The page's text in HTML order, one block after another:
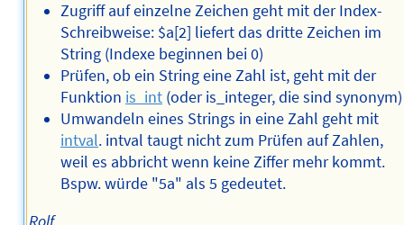
Zugriff auf einzelne Zeichen geht mit der Index-
Schreibweise: $a[2] liefert das dritte Zeichen im
String (Indexe beginnen bei 0)
Prüfen, ob ein String eine Zahl ist, geht mit der
Funktion is_int (oder is_integer, die sind synonym)
Umwandeln eines Strings in eine Zahl geht mit
intval. intval taugt nicht zum Prüfen auf Zahlen,
weil es abbricht wenn keine Ziffer mehr kommt.
Bspw. würde "5a" als 5 gedeutet.